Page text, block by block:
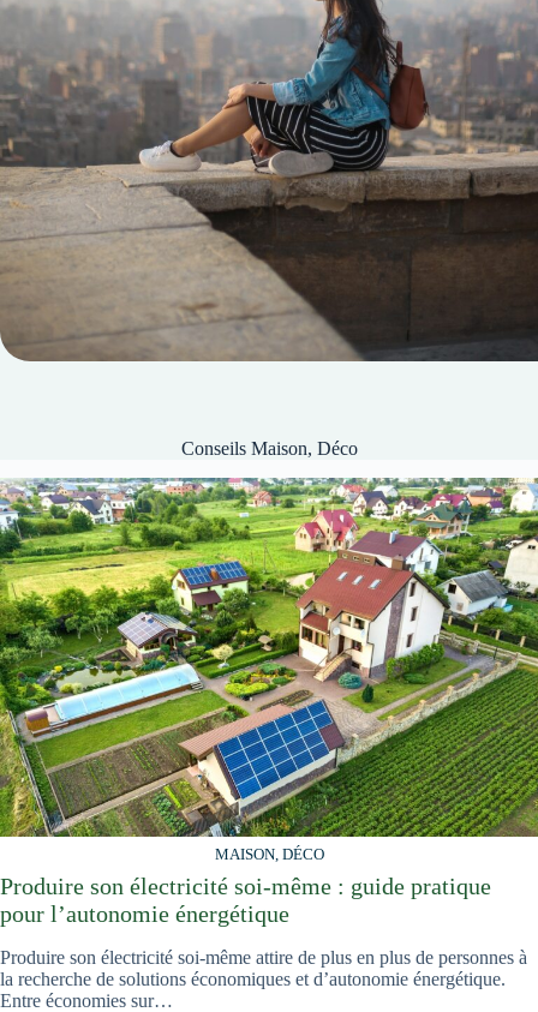
Conseils Maison, Déco
MAISON, DÉCO
Produire son électricité soi-même : guide pratique
pour l’autonomie énergétique
Produire son électricité soi-même attire de plus en plus de personnes à
la recherche de solutions économiques et d’autonomie énergétique.
Entre économies sur…